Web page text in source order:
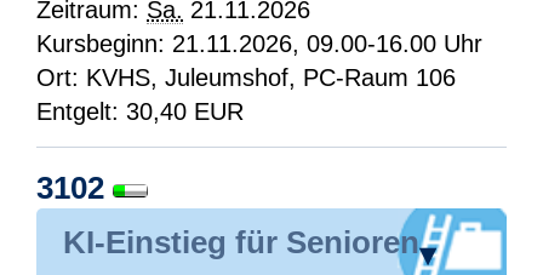
Zeitraum: Sa. 21.11.2026
Kursbeginn: 21.11.2026, 09.00-16.00 Uhr
Ort: KVHS, Juleumshof, PC-Raum 106
Entgelt: 30,40 EUR
3102
KI-Einstieg für Senioren▾